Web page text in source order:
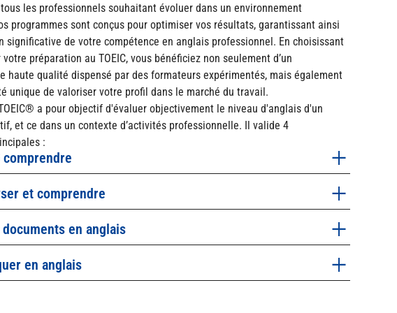
les professionnels souhaitant évoluer dans un environnement
programmes sont conçus pour optimiser vos résultats, garantissant ainsi
significative de votre compétence en anglais professionnel. En choisissant
votre préparation au TOEIC, vous bénéficiez non seulement d’un
haute qualité dispensé par des formateurs expérimentés, mais également
unique de valoriser votre profil dans le marché du travail.
a pour objectif d'évaluer objectivement le niveau d'anglais d'un
et ce dans un contexte d’activités professionnelle. Il valide 4
:
et comprendre
en anglais
en anglais